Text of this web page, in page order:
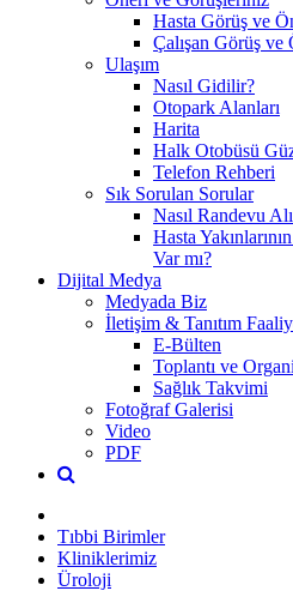
Hasta Görüş ve
Çalışan Görüş ve
Ulaşım
Nasıl Gidilir?
Otopark Alanları
Harita
Halk Otobüsü
Telefon Rehberi
Sık Sorulan Sorular
Nasıl Randevu
Hasta
Var mı?
Dijital Medya
Medyada Biz
İletişim & Tanıtım
E-Bülten
Toplantı ve
Sağlık Takvimi
Fotoğraf Galerisi
Video
PDF
Tıbbi Birimler
Kliniklerimiz
Üroloji